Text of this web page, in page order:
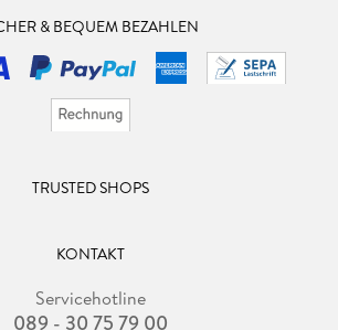
& BEQUEM BEZAHLEN
TRUSTED SHOPS
KONTAKT
Servicehotline
089 - 30 75 79 00